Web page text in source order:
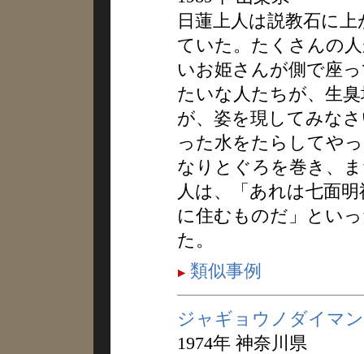
日蓮上人は説教石に
ていた。たくさんの
いお姫さんが側で座
たいな人たちが、生
が、姿を現してみな
った水をたらしてや
なりとぐろを巻き、
人は、「あれは七面
に住むものだ」とい
た。
類似事例
ジャギョウノダイマ
1974年 神奈川県